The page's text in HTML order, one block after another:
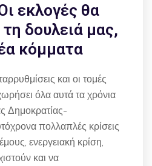
εκλογές θα
δουλειά μας,
κόμματα
και οι τομές
όλα αυτά τα χρόνια
Δημοκρατίας-
πολλαπλές κρίσεις
ενεργειακή κρίση,
και να